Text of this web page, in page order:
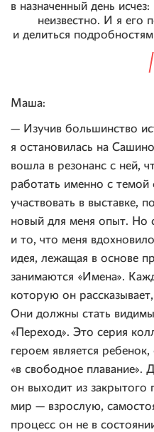
в назначенный день
неизвестно. И я его
и делиться
Маша:
— Изучив большинство
я остановилась на
вошла в резонанс с ней,
работать именно с темой
участвовать в выставке,
новый для меня опыт. Но
и то, что меня
идея, лежащая в основе
занимаются «Имена».
которую он
Они должны стать
«Переход». Это серия
героем является ребенок,
«в свободное плавание».
он выходит из закрытого
мир — взрослую,
процесс он не в